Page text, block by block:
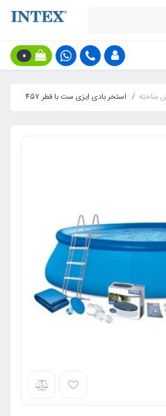
0
ساخته استخر بادی ایزی ست با قطر 457